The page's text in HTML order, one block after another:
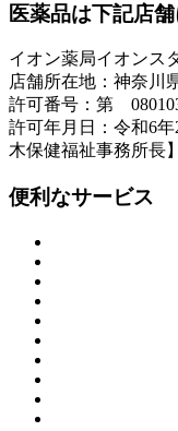
医薬品は下記店
イオン薬局イオンス
店舗所在地：神奈川
許可番号：第
許可年月日：令和6
木保健福祉事務所長】
便利なサービス